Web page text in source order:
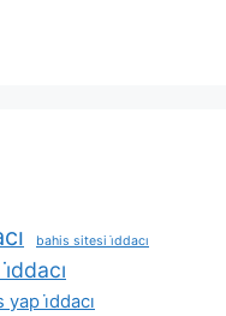
bahis sitesi i̇ddacı
yap i̇ddacı